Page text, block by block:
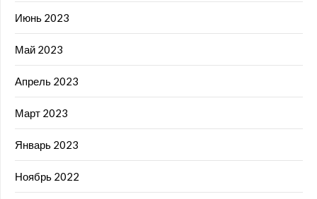
Июнь 2023
Май 2023
Апрель 2023
Март 2023
Январь 2023
Ноябрь 2022